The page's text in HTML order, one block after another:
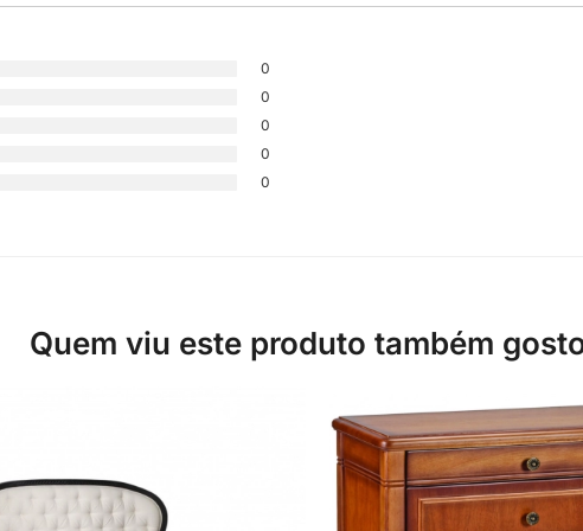
0
0
0
0
0
Quem viu este produto também